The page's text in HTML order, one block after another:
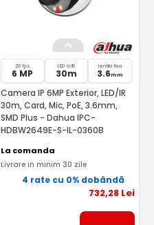
20 fps
6 MP
LED si IR
30m
lentila fixa
3.6mm
Camera IP 6MP Exterior, LED/IR
30m, Card, Mic, PoE, 3.6mm,
SMD Plus - Dahua IPC-
HDBW2649E-S-IL-0360B
La comanda
Livrare in minim 30 zile
4 rate cu 0% dobândă
732,28 Lei